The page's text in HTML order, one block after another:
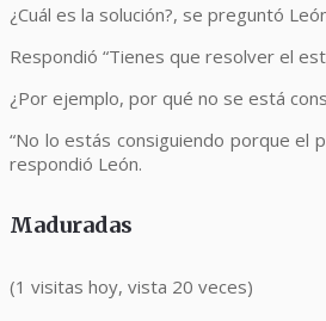
¿Cuál es la solución?, se preguntó
Respondió “Tienes que resolver el
¿Por ejemplo, por qué no se está
“No lo estás consiguiendo porque el
respondió León.
Maduradas
(1 visitas hoy, vista 20 veces)